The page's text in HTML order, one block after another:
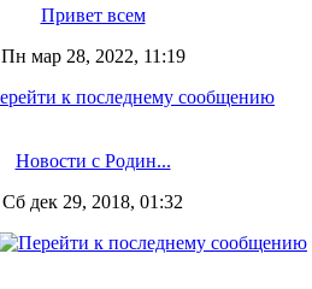
Привет всем
Пн мар 28, 2022, 11:19
Новости с Родин...
Сб дек 29, 2018, 01:32